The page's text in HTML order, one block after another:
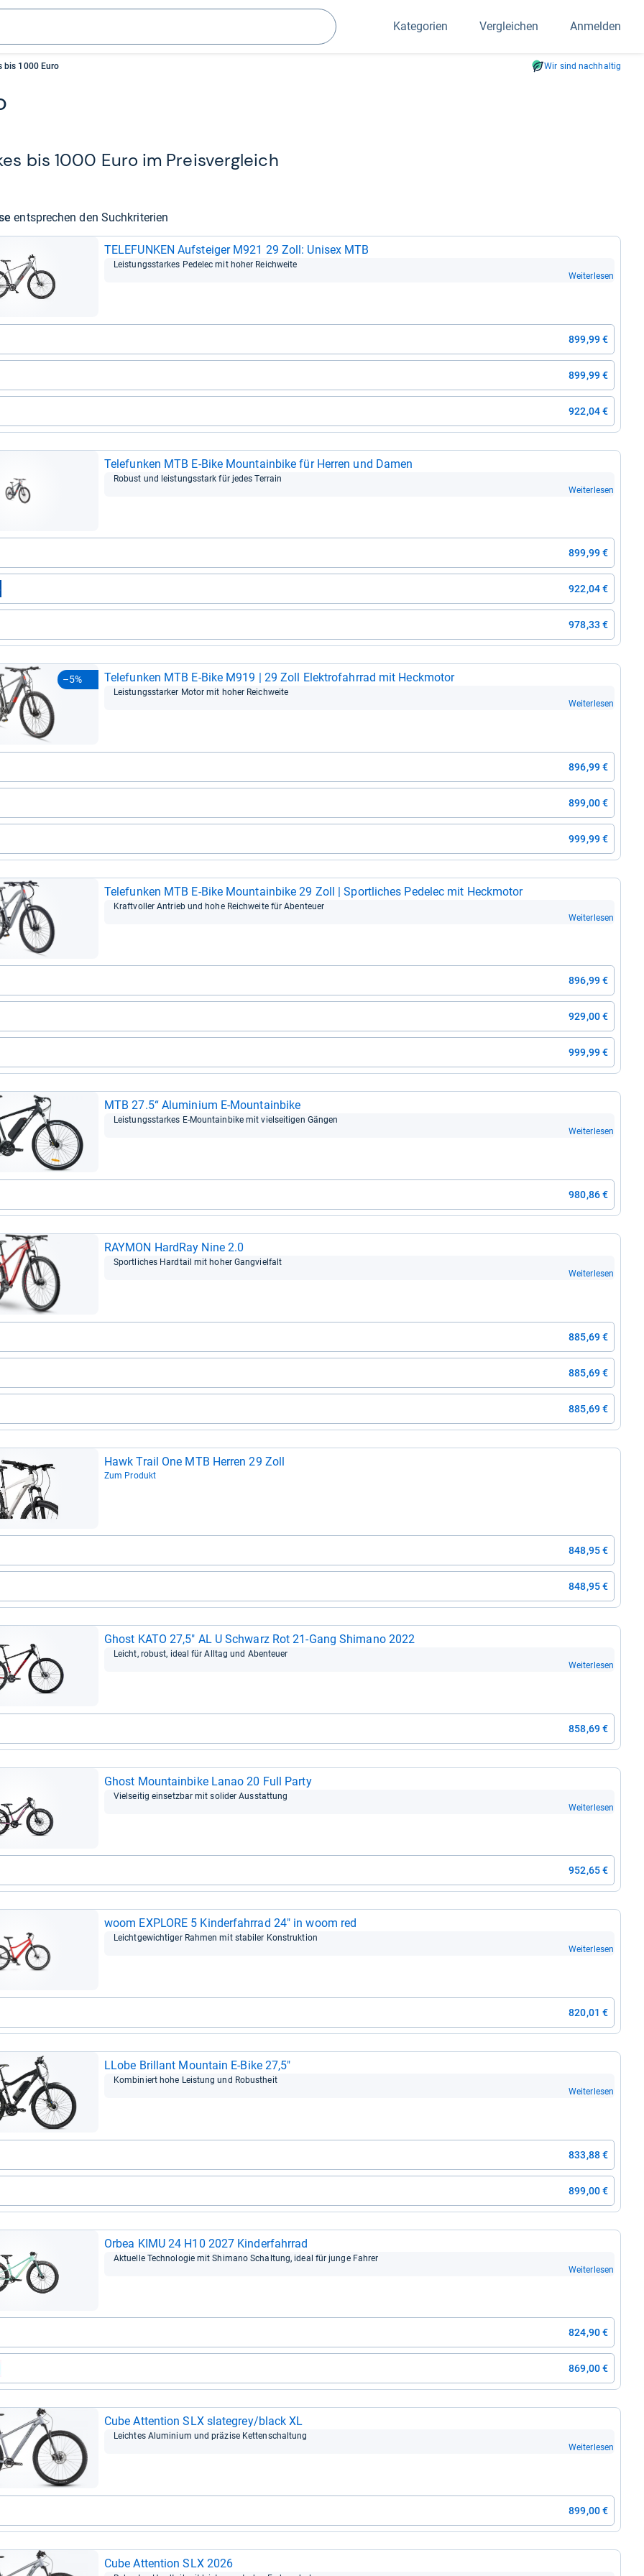
Suchen Kategorien Vergleichen Anmelden
bis 1000 Euro Wir sind nachhaltig
bis 1000 Euro im Preis­ver­gleich
ent­spre­chen den Such­kri­te­rien
TELE­FUN­KEN Auf­stei­ger M921 29 Zoll: Uni­sex MTB
Leis­tungs­star­kes Pede­lec mit hoher Reich­weite
Weiterlesen
899,99 €
899,99 €
922,04 €
Tele­fun­ken MTB E-​Bike Moun­tain­bike für Her­ren und Damen
Robust und leis­tungs­stark für jedes Ter­rain
Weiterlesen
899,99 €
922,04 €
978,33 €
–5% Tele­fun­ken MTB E-​Bike M919 | 29 Zoll Elek­tro­fahr­rad mit Heck­mo­tor
Leis­tungs­star­ker Motor mit hoher Reich­weite
Weiterlesen
896,99 €
899,00 €
999,99 €
Tele­fun­ken MTB E-​Bike Moun­tain­bike 29 Zoll | Sport­li­ches Pede­lec mit Heck­mo­tor
Kraft­vol­ler Antrieb und hohe Reich­weite für Aben­teuer
Weiterlesen
896,99 €
929,00 €
999,99 €
MTB 27.5“ Alu­mi­nium E-​Moun­tain­bike
Leis­tungs­star­kes E-​Moun­tain­bike mit viel­sei­ti­gen Gän­gen
Weiterlesen
980,86 €
RAY­MON Har­dRay Nine 2.0
Sport­li­ches Hard­tail mit hoher Gang­viel­falt
Weiterlesen
885,69 €
885,69 €
885,69 €
Hawk Trail One MTB Her­ren 29 Zoll
Zum Produkt
848,95 €
848,95 €
Ghost KATO 27,5" AL U Schwarz Rot 21-​Gang Shi­mano 2022
Leicht, robust, ideal für All­tag und Aben­teuer
Weiterlesen
858,69 €
Ghost Moun­tain­bike Lanao 20 Full Party
Viel­sei­tig ein­setz­bar mit soli­der Aus­stat­tung
Weiterlesen
952,65 €
woom EXPLORE 5 Kin­der­fahr­rad 24" in woom red
Leicht­ge­wich­ti­ger Rah­men mit sta­bi­ler Kon­struk­tion
Weiterlesen
820,01 €
LLobe Bril­lant Moun­tain E-​Bike 27,5"
Kom­bi­niert hohe Leis­tung und Robust­heit
Weiterlesen
833,88 €
899,00 €
Orbea KIMU 24 H10 2027 Kin­der­fahr­rad
Aktu­elle Tech­no­lo­gie mit Shi­mano Schal­tung, ideal für junge Fah­rer
Weiterlesen
824,90 €
869,00 €
Cube Atten­tion SLX sla­teg­rey/black XL
Leich­tes Alu­mi­nium und prä­zise Ket­ten­schal­tung
Weiterlesen
899,00 €
Cube Atten­tion SLX 2026